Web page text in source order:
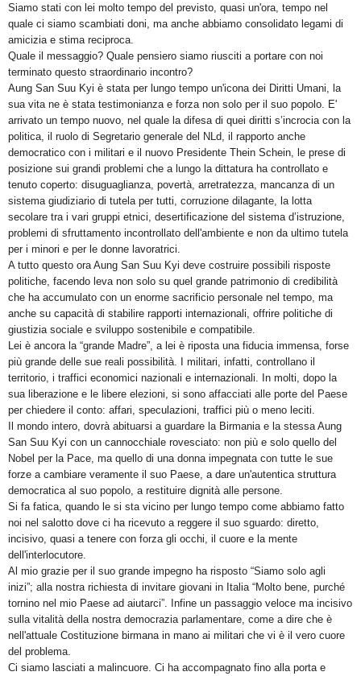
Siamo stati con lei molto tempo del previsto, quasi un'ora, tempo nel
quale ci siamo scambiati doni, ma anche abbiamo consolidato legami di
amicizia e stima reciproca.
Quale il messaggio? Quale pensiero siamo riusciti a portare con noi
terminato questo straordinario incontro?
Aung San Suu Kyi è stata per lungo tempo un'icona dei Diritti Umani, la
sua vita ne è stata testimonianza e forza non solo per il suo popolo. E'
arrivato un tempo nuovo, nel quale la difesa di quei diritti s’incrocia con la
politica, il ruolo di Segretario generale del NLd, il rapporto anche
democratico con i militari e il nuovo Presidente Thein Schein, le prese di
posizione sui grandi problemi che a lungo la dittatura ha controllato e
tenuto coperto: disuguaglianza, povertà, arretratezza, mancanza di un
sistema giudiziario di tutela per tutti, corruzione dilagante, la lotta
secolare tra i vari gruppi etnici, desertificazione del sistema d’istruzione,
problemi di sfruttamento incontrollato dell'ambiente e non da ultimo tutela
per i minori e per le donne lavoratrici.
A tutto questo ora Aung San Suu Kyi deve costruire possibili risposte
politiche, facendo leva non solo su quel grande patrimonio di credibilità
che ha accumulato con un enorme sacrificio personale nel tempo, ma
anche su capacità di stabilire rapporti internazionali, offrire politiche di
giustizia sociale e sviluppo sostenibile e compatibile.
Lei è ancora la “grande Madre”, a lei è riposta una fiducia immensa, forse
più grande delle sue reali possibilità. I militari, infatti, controllano il
territorio, i traffici economici nazionali e internazionali. In molti, dopo la
sua liberazione e le libere elezioni, si sono affacciati alle porte del Paese
per chiedere il conto: affari, speculazioni, traffici più o meno leciti.
Il mondo intero, dovrà abituarsi a guardare la Birmania e la stessa Aung
San Suu Kyi con un cannocchiale rovesciato: non più e solo quello del
Nobel per la Pace, ma quello di una donna impegnata con tutte le sue
forze a cambiare veramente il suo Paese, a dare un'autentica struttura
democratica al suo popolo, a restituire dignità alle persone.
Si fa fatica, quando le si sta vicino per lungo tempo come abbiamo fatto
noi nel salotto dove ci ha ricevuto a reggere il suo sguardo: diretto,
incisivo, quasi a tenere con forza gli occhi, il cuore e la mente
dell'interlocutore.
Al mio grazie per il suo grande impegno ha risposto “Siamo solo agli
inizi”; alla nostra richiesta di invitare giovani in Italia “Molto bene, purché
tornino nel mio Paese ad aiutarci”. Infine un passaggio veloce ma incisivo
sulla vitalità della nostra democrazia parlamentare, come a dire che è
nell'attuale Costituzione birmana in mano ai militari che vi è il vero cuore
del problema.
Ci siamo lasciati a malincuore. Ci ha accompagnato fino alla porta e